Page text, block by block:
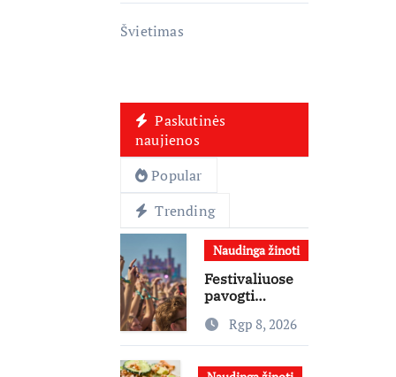
Švietimas
Paskutinės
naujienos
Popular
Trending
Naudinga žinoti
Festivaliuose
pavogti
ausinės ir
laikrodžiai –
ekspertai
Rgp 8, 2026